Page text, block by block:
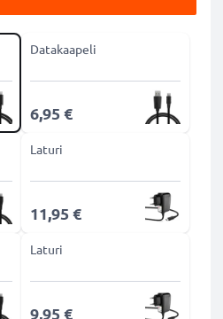
Datakaapeli
6,95 €
Laturi
11,95 €
Laturi
9,95 €